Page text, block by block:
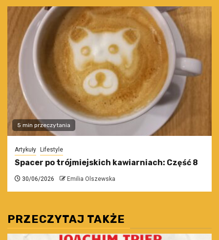
5 min przeczytania
Artykuły Lifestyle
Spacer po trójmiejskich kawiarniach: Część 8
30/06/2026 Emilia Olszewska
PRZECZYTAJ TAKŻE